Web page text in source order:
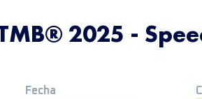
2025 -
Fecha